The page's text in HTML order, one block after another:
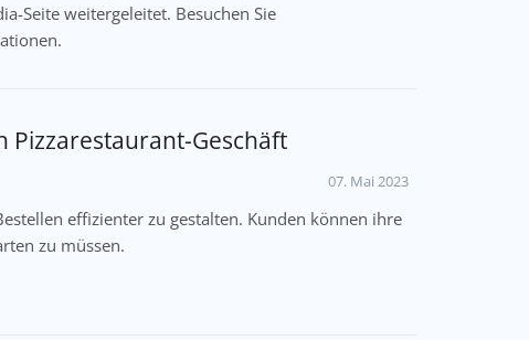
Seite weitergeleitet. Besuchen Sie
Pizzarestaurant-Geschäft
07. Mai 2023
effizienter zu gestalten. Kunden können ihre
zu müssen.